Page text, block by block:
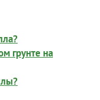
грунте на